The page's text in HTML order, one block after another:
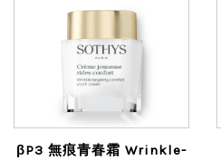
βP3 無痕青春霜 Wrinkle-